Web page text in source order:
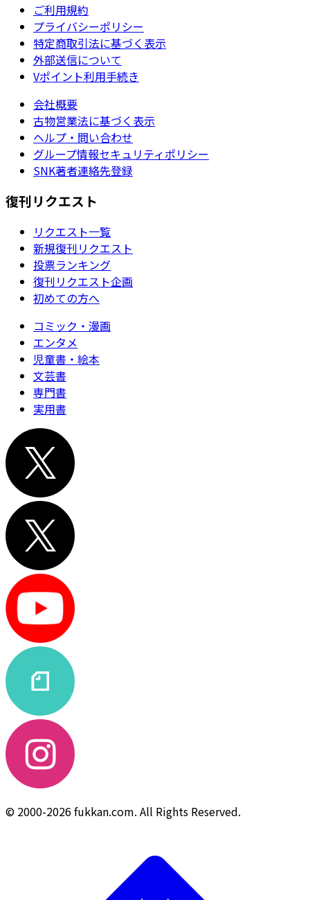
ご利用規約
プライバシーポリシー
特定商取引法に基づく表示
外部送信について
Vポイント利用手続き
会社概要
古物営業法に基づく表示
ヘルプ・問い合わせ
グループ情報セキュリティポリシー
SNK著者連絡先登録
復刊リクエスト
リクエスト一覧
新規復刊リクエスト
投票ランキング
復刊リクエスト企画
初めての方へ
コミック・漫画
エンタメ
児童書・絵本
文芸書
専門書
実用書
© 2000-2026 fukkan.com. All Rights Reserved.